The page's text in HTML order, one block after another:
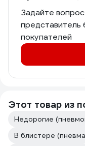
Задайте
представитель
покупателей
Этот товар из
Недорогие
В блистере